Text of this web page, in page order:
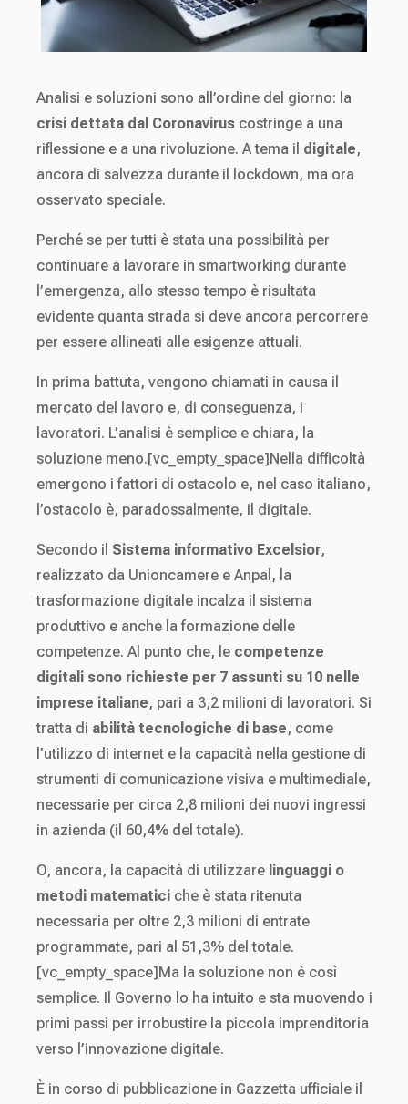
Analisi e soluzioni sono all’ordine del giorno: la
crisi dettata dal Coronavirus costringe a una
riflessione e a una rivoluzione. A tema il digitale,
ancora di salvezza durante il lockdown, ma ora
osservato speciale.
Perché se per tutti è stata una possibilità per
continuare a lavorare in smartworking durante
l’emergenza, allo stesso tempo è risultata
evidente quanta strada si deve ancora percorrere
per essere allineati alle esigenze attuali.
In prima battuta, vengono chiamati in causa il
mercato del lavoro e, di conseguenza, i
lavoratori. L’analisi è semplice e chiara, la
soluzione meno.[vc_empty_space]Nella difficoltà
emergono i fattori di ostacolo e, nel caso italiano,
l’ostacolo è, paradossalmente, il digitale.
Secondo il Sistema informativo Excelsior,
realizzato da Unioncamere e Anpal, la
trasformazione digitale incalza il sistema
produttivo e anche la formazione delle
competenze. Al punto che, le competenze
digitali sono richieste per 7 assunti su 10 nelle
imprese italiane, pari a 3,2 milioni di lavoratori. Si
tratta di abilità tecnologiche di base, come
l’utilizzo di internet e la capacità nella gestione di
strumenti di comunicazione visiva e multimediale,
necessarie per circa 2,8 milioni dei nuovi ingressi
in azienda (il 60,4% del totale).
O, ancora, la capacità di utilizzare linguaggi o
metodi matematici che è stata ritenuta
necessaria per oltre 2,3 milioni di entrate
programmate, pari al 51,3% del totale.
[vc_empty_space]Ma la soluzione non è così
semplice. Il Governo lo ha intuito e sta muovendo i
primi passi per irrobustire la piccola imprenditoria
verso l’innovazione digitale.
È in corso di pubblicazione in Gazzetta ufficiale il